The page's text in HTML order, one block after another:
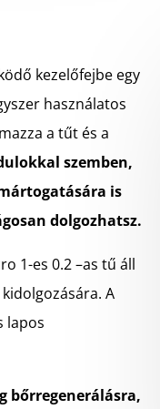
kezelőfejbe egy
használatos
a tűt és a
szemben,
is
dolgozhatsz.
1-es 0.2 –as tű áll
A
lapos
bőrregenerálásra,